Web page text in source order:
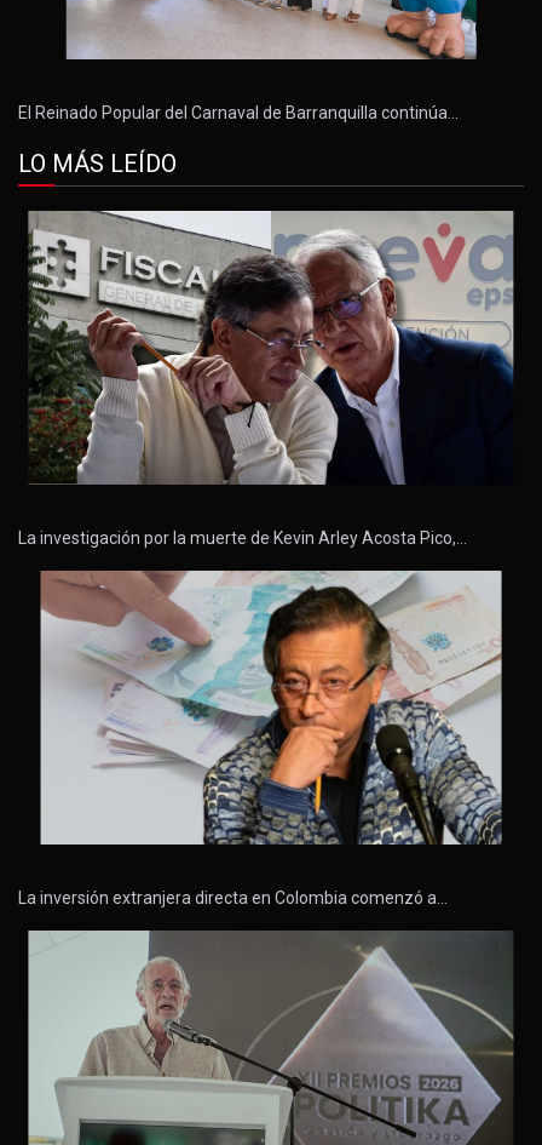
El Reinado Popular del Carnaval de Barranquilla continúa…
LO MÁS LEÍDO
La investigación por la muerte de Kevin Arley Acosta Pico,…
La inversión extranjera directa en Colombia comenzó a…